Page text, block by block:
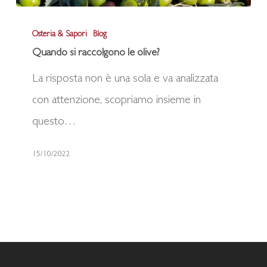
raccolgono
olive?
Osteria & Sapori Blog
Quando si raccolgono le olive?
La risposta non è una sola e va analizzata
con attenzione, scopriamo insieme in
questo…
15/10/2022